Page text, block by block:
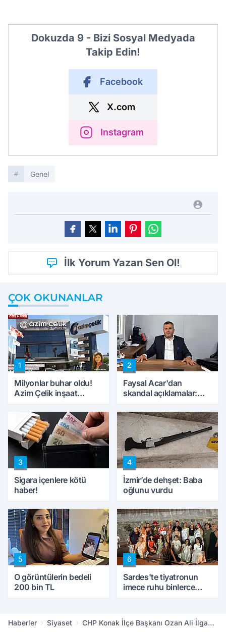
Dokuzda 9 - Bizi Sosyal Medyada
Takip Edin!
Facebook
X.com
Instagram
Genel
İlk Yorum Yazan Sen Ol!
ÇOK OKUNANLAR
1
Milyonlar buhar oldu!
Azim Çelik inşaat
konuştu
2
Faysal Acar'dan
skandal açıklamalar:
peynircilerimizi de
kıskaca aldı, müdahale
ettik'
3
Sigara içenlere kötü
haber!
4
İzmir’de dehşet: Baba
oğlunu vurdu
5
O görüntülerin bedeli
200 bin TL
6
Sardes'te tiyatronun
imece ruhu binlerce
Haberler Siyaset
CHP Konak İlçe Başkanı Ozan Ali İlgazi: